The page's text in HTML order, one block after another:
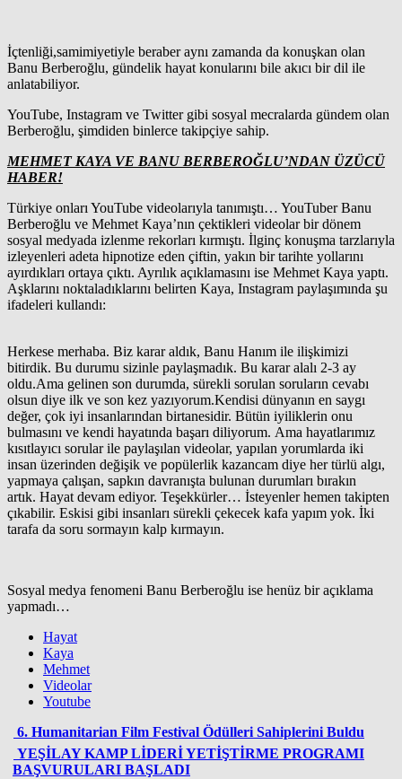
İçtenliği,samimiyetiyle beraber aynı zamanda da konuşkan olan
Banu Berberoğlu, gündelik hayat konularını bile akıcı bir dil ile
anlatabiliyor.
YouTube, Instagram ve Twitter gibi sosyal mecralarda gündem olan
Berberoğlu, şimdiden binlerce takipçiye sahip.
MEHMET KAYA VE BANU BERBEROĞLU’NDAN ÜZÜCÜ
HABER!
Türkiye onları YouTube videolarıyla tanımıştı… YouTuber Banu
Berberoğlu ve Mehmet Kaya’nın çektikleri videolar bir dönem
sosyal medyada izlenme rekorları kırmıştı. İlginç konuşma tarzlarıyla
izleyenleri adeta hipnotize eden çiftin, yakın bir tarihte yollarını
ayırdıkları ortaya çıktı. Ayrılık açıklamasını ise Mehmet Kaya yaptı.
Aşklarını noktaladıklarını belirten Kaya, Instagram paylaşımında şu
ifadeleri kullandı:
Herkese merhaba. Biz karar aldık, Banu Hanım ile ilişkimizi
bitirdik. Bu durumu sizinle paylaşmadık. Bu karar alalı 2-3 ay
oldu.Ama gelinen son durumda, sürekli sorulan soruların cevabı
olsun diye ilk ve son kez yazıyorum.Kendisi dünyanın en saygı
değer, çok iyi insanlarından birtanesidir. Bütün iyiliklerin onu
bulmasını ve kendi hayatında başarı diliyorum. Ama hayatlarımız
kısıtlayıcı sorular ile paylaşılan videolar, yapılan yorumlarda iki
insan üzerinden değişik ve popülerlik kazancam diye her türlü algı,
yapmaya çalışan, sapkın davranışta bulunan durumları bırakın
artık. Hayat devam ediyor. Teşekkürler… İsteyenler hemen takipten
çıkabilir. Eskisi gibi insanları sürekli çekecek kafa yapım yok. İki
tarafa da soru sormayın kalp kırmayın.
Sosyal medya fenomeni Banu Berberoğlu ise henüz bir açıklama
yapmadı…
Hayat
Kaya
Mehmet
Videolar
Youtube
6. Humanitarian Film Festival Ödülleri Sahiplerini Buldu
YEŞİLAY KAMP LİDERİ YETİŞTİRME PROGRAMI
BAŞVURULARI BAŞLADI